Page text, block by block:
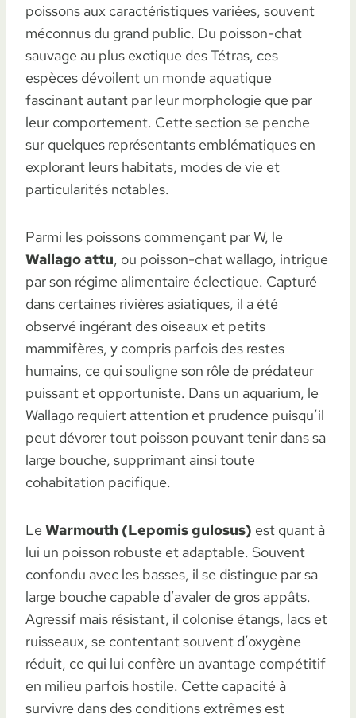
poissons aux caractéristiques variées, souvent
méconnus du grand public. Du poisson-chat
sauvage au plus exotique des Tétras, ces
espèces dévoilent un monde aquatique
fascinant autant par leur morphologie que par
leur comportement. Cette section se penche
sur quelques représentants emblématiques en
explorant leurs habitats, modes de vie et
particularités notables.
Parmi les poissons commençant par W, le
Wallago attu, ou poisson-chat wallago, intrigue
par son régime alimentaire éclectique. Capturé
dans certaines rivières asiatiques, il a été
observé ingérant des oiseaux et petits
mammifères, y compris parfois des restes
humains, ce qui souligne son rôle de prédateur
puissant et opportuniste. Dans un aquarium, le
Wallago requiert attention et prudence puisqu’il
peut dévorer tout poisson pouvant tenir dans sa
large bouche, supprimant ainsi toute
cohabitation pacifique.
Le Warmouth (Lepomis gulosus) est quant à
lui un poisson robuste et adaptable. Souvent
confondu avec les basses, il se distingue par sa
large bouche capable d’avaler de gros appâts.
Agressif mais résistant, il colonise étangs, lacs et
ruisseaux, se contentant souvent d’oxygène
réduit, ce qui lui confère un avantage compétitif
en milieu parfois hostile. Cette capacité à
survivre dans des conditions extrêmes est